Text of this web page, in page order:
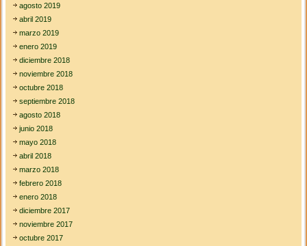
agosto 2019
abril 2019
marzo 2019
enero 2019
diciembre 2018
noviembre 2018
octubre 2018
septiembre 2018
agosto 2018
junio 2018
mayo 2018
abril 2018
marzo 2018
febrero 2018
enero 2018
diciembre 2017
noviembre 2017
octubre 2017